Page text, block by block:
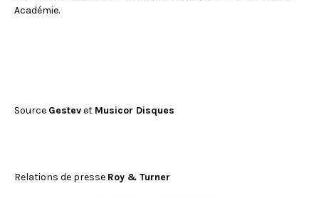
Académie.
Source Gestevet Musicor Disques
Relations de presse Roy & Turner